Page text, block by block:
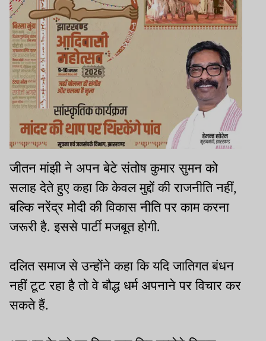
जीतन मांझी ने अपन बेटे संतोष कुमार सुमन को
सलाह देते हुए कहा कि केवल मुद्दों की राजनीति नहीं,
बल्कि नरेंद्र मोदी की विकास नीति पर काम करना
जरूरी है. इससे पार्टी मजबूत होगी.
दलित समाज से उन्होंने कहा कि यदि जातिगत बंधन
नहीं टूट रहा है तो वे बौद्ध धर्म अपनाने पर विचार कर
सकते हैं.